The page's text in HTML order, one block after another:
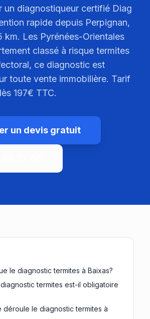
un diagnostiqueur certifié Diag
rapide depuis Perpignan,
km. Les Pyrénées-Orientales
classé à risque termites
ce diagnostic est
toute vente immobilière. Tarif
197€ TTC.
un devis gratuit
le diagnostic termites à Baixas?
termites est-il obligatoire
déroule le diagnostic termites à